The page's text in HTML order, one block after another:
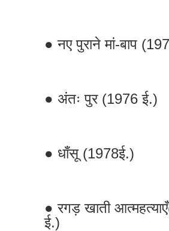
● नए पुराने मां-बाप
● अंतः पुर (1976 ई.)
● धाँसू (1978ई.)
● रगड़ खाती
ई.)